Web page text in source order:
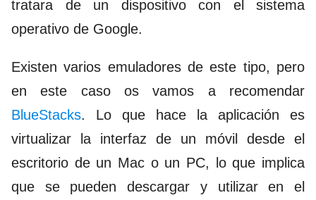
tratara de un dispositivo con el sistema
operativo de Google.
Existen varios emuladores de este tipo, pero
en este caso os vamos a recomendar
BlueStacks. Lo que hace la aplicación es
virtualizar la interfaz de un móvil desde el
escritorio de un Mac o un PC, lo que implica
que se pueden descargar y utilizar en el